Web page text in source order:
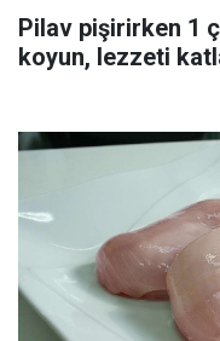
Pilav pişirirken 1
koyun, lezzeti